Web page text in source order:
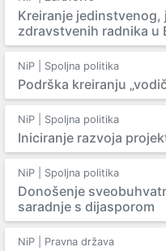
Kreiranje
zdravstvenih radnika u
NiP | Spoljna politika
Podrška kreiranju
NiP | Spoljna politika
Iniciranje razvoja
NiP | Spoljna politika
Donošenje
saradnje s dijasporom
NiP | Pravna država